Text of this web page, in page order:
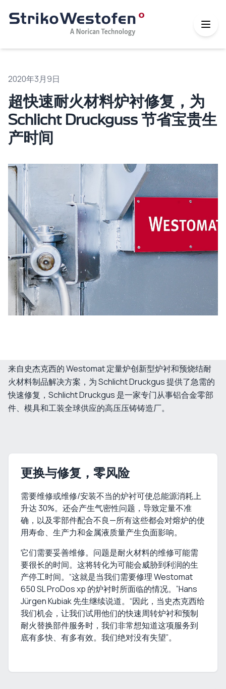
2020年3月9日
超快速耐火材料炉衬修复，为
Schlicht Druckguss 节省宝贵生
产时间
来自史杰克西的 Westomat 定量炉创新型炉衬和预烧结耐
火材料制品解决方案，为 Schlicht Druckgus 提供了急需的
快速修复，Schlicht Druckgus 是一家专门从事铝合金零部
件、模具和工装全球供应的高压压铸铸造厂。
更换与修复，零风险
需要维修或维修/安装不当的炉衬可使总能源消耗上
升达 30%。还会产生气密性问题，导致定量不准
确，以及零部件配合不良—所有这些都会对熔炉的使
用寿命、生产力和金属液质量产生负面影响。
它们需要妥善维修。问题是耐火材料的维修可能需
要很长的时间。这将转化为可能会威胁到利润的生
产停工时间。“这就是当我们需要修理 Westomat
650 SL ProDos xp 的炉衬时所面临的情况。”Hans
Jürgen Kubiak 先生继续说道。“因此，当史杰克西给
我们机会，让我们试用他们的快速周转炉衬和预制
耐火替换部件服务时，我们非常想知道这项服务到
底有多快、有多有效。我们绝对没有失望”。